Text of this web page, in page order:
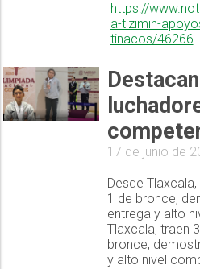
https://
a-tizimin-
tinacos/46266
17 de junio de
Desde
1 de bronce,
entrega y alto
Tlaxcala, traen
bronce,
y alto nivel